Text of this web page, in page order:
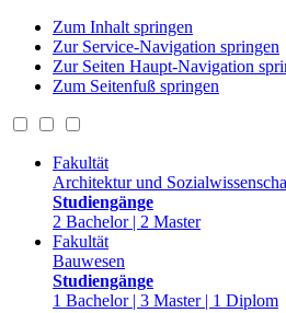
Zum Inhalt springen
Zur Service-Navigation springen
Zur Seiten Haupt-Navigation
Zum Seitenfuß springen
Fakultät
Architektur und
Studiengänge
2 Bachelor | 2 Master
Fakultät
Bauwesen
Studiengänge
1 Bachelor | 3 Master | 1 Diplom